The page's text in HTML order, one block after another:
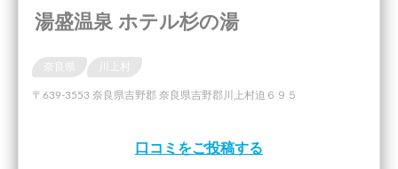
湯盛温泉 ホテル杉の湯
奈良県
〒639-3553 奈良県吉野郡 奈良県吉野郡川上村迫６９５
口コミをご投稿する